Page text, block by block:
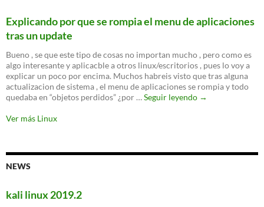
Linux
en
de
bitcoins
Explicando por que se rompia el menu de aplicaciones
tras un update
Bueno , se que este tipo de cosas no importan mucho , pero como es
algo interesante y aplicacble a otros linux/escritorios , pues lo voy a
explicar un poco por encima. Muchos habreis visto que tras alguna
actualizacion de sistema , el menu de aplicaciones se rompia y todo
quedaba en “objetos perdidos” ¿por …Seguir leyendo Explicando
→
Ver más Linux
NEWS
kali linux 2019.2